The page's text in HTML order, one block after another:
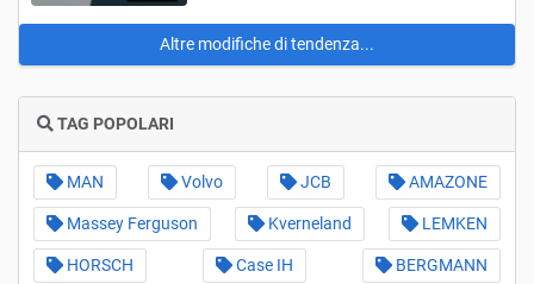
Altre modifiche di tendenza...
TAG POPOLARI
MAN Volvo JCB AMAZONE
Massey Ferguson Kverneland LEMKEN
HORSCH Case IH BERGMANN